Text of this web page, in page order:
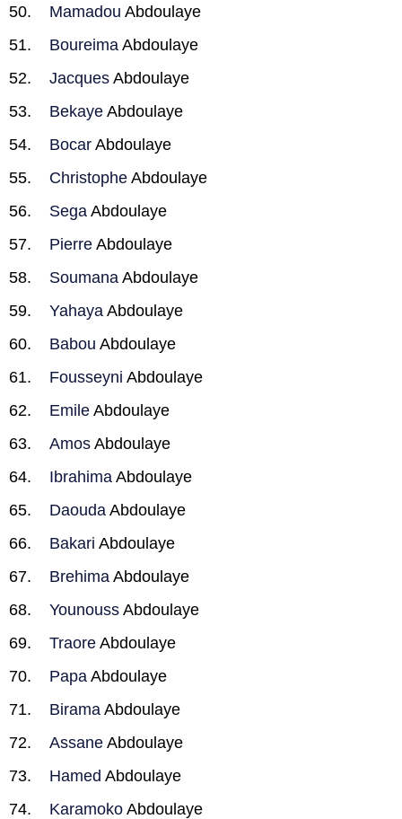
Mamadou Abdoulaye
Boureima Abdoulaye
Jacques Abdoulaye
Bekaye Abdoulaye
Bocar Abdoulaye
Christophe Abdoulaye
Sega Abdoulaye
Pierre Abdoulaye
Soumana Abdoulaye
Yahaya Abdoulaye
Babou Abdoulaye
Fousseyni Abdoulaye
Emile Abdoulaye
Amos Abdoulaye
Ibrahima Abdoulaye
Daouda Abdoulaye
Bakari Abdoulaye
Brehima Abdoulaye
Younouss Abdoulaye
Traore Abdoulaye
Papa Abdoulaye
Birama Abdoulaye
Assane Abdoulaye
Hamed Abdoulaye
Karamoko Abdoulaye